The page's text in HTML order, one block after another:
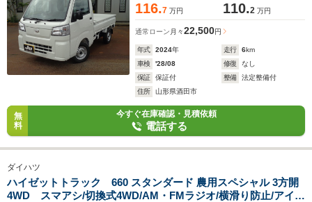
116.7 万円 110.2 万円
通常ローン 月々22,500円
年式 2024年 走行 6km
車検
'28/08 修復
なし
保証
保証付 整備
法定整備付
住所
山形県酒田市
無
料
今すぐ在庫確認・見積依頼
電話する
ダイハツ
ハイゼットトラック 660 スタンダード 農用スペシャル 3方開
4WD スマアシ/切換式4WD/AM・FMラジオ/横滑り防止/アイド